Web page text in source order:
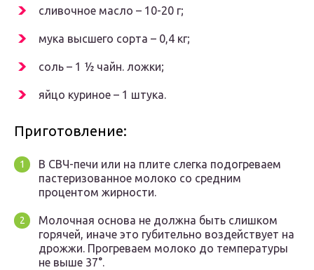
сливочное масло – 10-20 г;
мука высшего сорта – 0,4 кг;
соль – 1 ½ чайн. ложки;
яйцо куриное – 1 штука.
Приготовление:
В СВЧ-печи или на плите слегка подогреваем
пастеризованное молоко со средним
процентом жирности.
Молочная основа не должна быть слишком
горячей, иначе это губительно воздействует на
дрожжи. Прогреваем молоко до температуры
не выше 37°.